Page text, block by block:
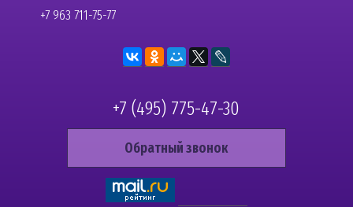
+7 963 711-75-77
+7 (495) 775-47-30
Обратный звонок